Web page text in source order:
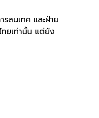
รสนเทศ และฝ่าย
ยเท่านั้น แต่ยัง